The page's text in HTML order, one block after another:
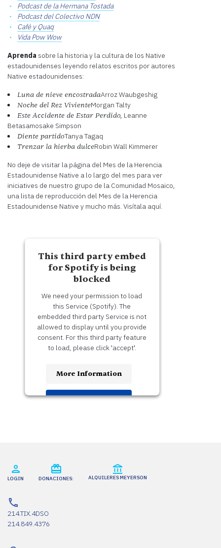
Podcast de la Hermana Tostada
Podcast del Colectivo NDN
Café y Quaq
Vida Pow Wow
Aprenda sobre la historia y la cultura de los Native
estadounidenses leyendo relatos escritos por autores
Native estadounidenses:
Luna de nieve encostradaArroz Waubgeshig
Noche del Rez VivienteMorgan Talty
Este Accidente de Estar Perdido, Leanne
Betasamosake Simpson
Diente partidoTanya Tagaq
Trenzar la hierba dulceRobin Wall Kimmerer
No deje de visitar la página del Mes de la Herencia
Estadounidense Native a lo largo del mes para ver
iniciatives de nuestro grupo de la Comunidad Mosaico,
una lista de reproducción del Mes de la Herencia
Estadounidense Native y mucho más. Visítala aquí.
This third party embed
for Spotify is being
blocked
We need your permission to load
this Service (Spotify). The
embedded third party Service is not
allowed to display until you provide
consent. For this third party feature
to load, please click 'accept'.
More Information
Accept
LOGIN DONACIONES: ALQUILERES MEYERSON
214.TIX.4DSO
214.849.4376